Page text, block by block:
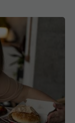
slăbit este
mișcă-te mai